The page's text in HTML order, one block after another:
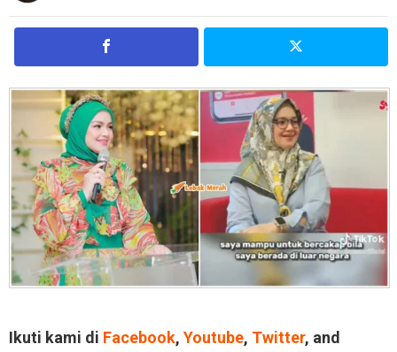
Ikuti kami di Facebook, Youtube, Twitter, and